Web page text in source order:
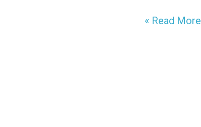
מתאים
Read More »